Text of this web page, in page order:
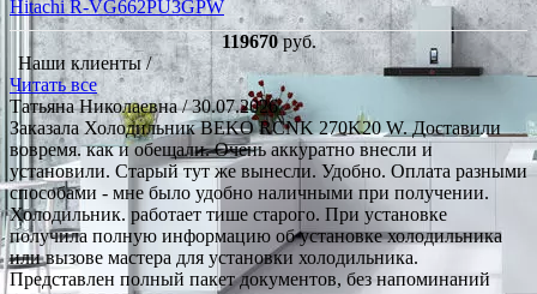
Hitachi R-VG662PU3GPW
119670руб.
Наши клиенты /
Читать все
Татьяна Николаевна/ 30.07.2026
Заказала Холодильник BEKO RCNK 270K20 W. Доставили
вовремя. как и обещали. Очень аккуратно внесли и
установили. Старый тут же вынесли. Удобно. Оплата разными
способами - мне было удобно наличными при получении.
Холодильник. работает тише старого. При установке
получила полную информацию об установке холодильника
или вызове мастера для установки холодильника.
Представлен полный пакет документов, без напоминаний